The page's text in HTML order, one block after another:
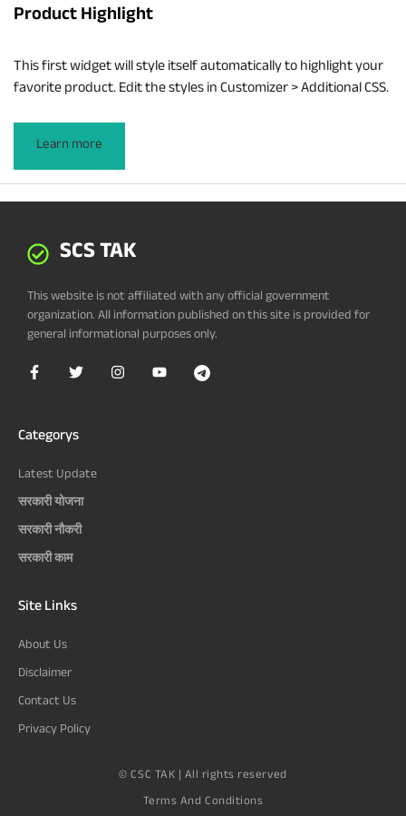
Product Highlight
This first widget will style itself automatically to highlight your
favorite product. Edit the styles in Customizer > Additional CSS.
Learn more
SCS TAK
This website is not affiliated with any official government
organization. All information published on this site is provided for
general informational purposes only.
Categorys
Latest Update
सरकारी योजना
सरकारी नौकरी
सरकारी काम
Site Links
About Us
Disclaimer
Contact Us
Privacy Policy
© CSC TAK | All rights reserved
Terms And Conditions